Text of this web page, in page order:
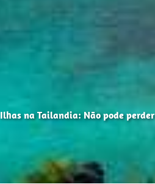
Ilhas na Tailandia: Não pode perder